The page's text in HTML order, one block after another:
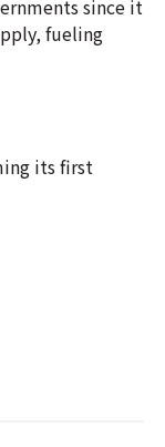
since it
fueling
its first